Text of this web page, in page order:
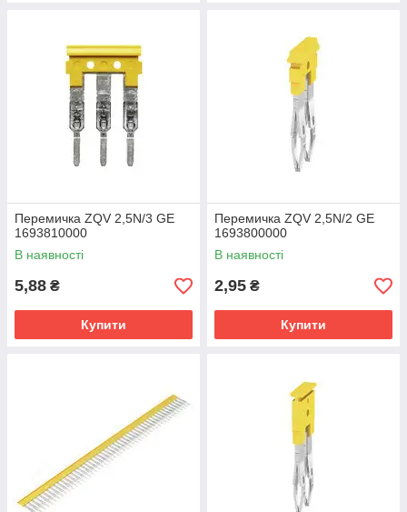
Перемичка ZQV 2,5N/3 GE
1693810000
В наявності
5,88 ₴
Купити
Перемичка ZQV 2,5N/2 GE
1693800000
В наявності
2,95 ₴
Купити